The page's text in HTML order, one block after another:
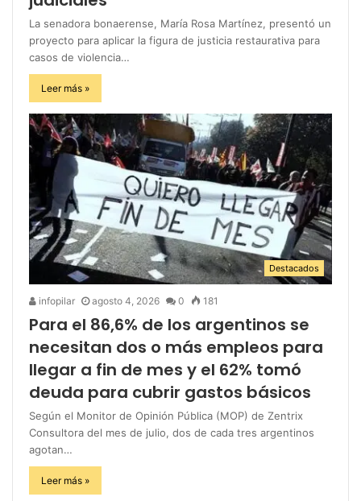
La senadora bonaerense, María Rosa Martínez, presentó un
proyecto para aplicar la figura de justicia restaurativa para
casos de violencia…
Leer más »
Destacados
infopilar agosto 4, 2026 0 181
Para el 86,6% de los argentinos se
necesitan dos o más empleos para
llegar a fin de mes y el 62% tomó
deuda para cubrir gastos básicos
Según el Monitor de Opinión Pública (MOP) de Zentrix
Consultora del mes de julio, dos de cada tres argentinos
agotan…
Leer más »